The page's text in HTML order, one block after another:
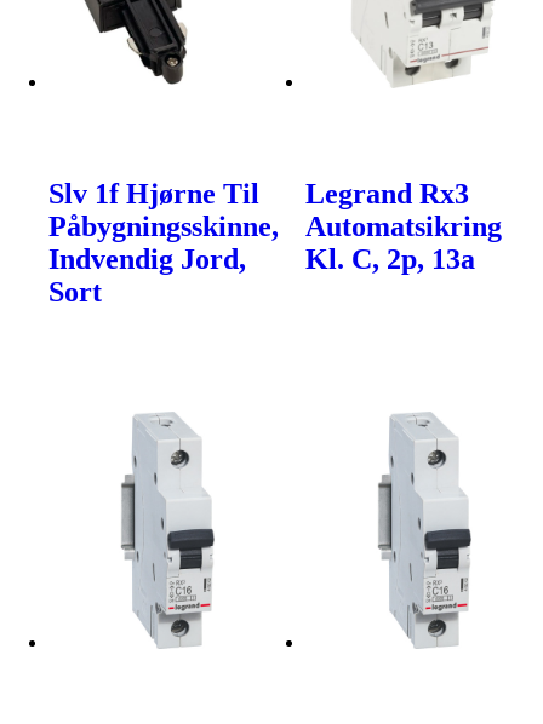
Slv 1f Hjørne Til
Påbygningsskinne,
Indvendig Jord,
Sort
Legrand Rx3
Automatsikring
Kl. C, 2p, 13a